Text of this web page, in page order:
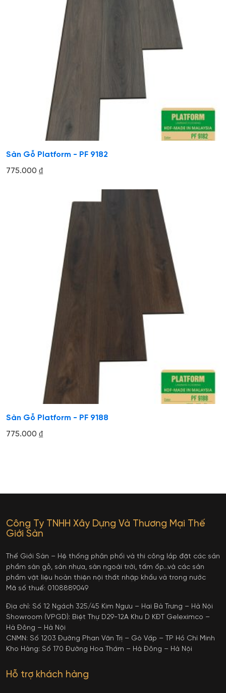
Sàn Gỗ Platform - PF 9182
775.000 ₫
Sàn Gỗ Platform - PF 9188
775.000 ₫
Công Ty TNHH Xây Dựng Và Thương Mại Thế
Giới Sàn
Thế Giới Sàn – Hệ thống phân phối và thi công lắp đặt các sản
phẩm sàn gỗ, sàn nhựa, sàn ngoài trời, tấm ốp…và các sản
phẩm vật liệu hoàn thiện nội thất nhập khẩu và trong nước
Mã số thuế: 0108889049
Địa chỉ: Số 12 Ngách 325/45 Kim Ngưu – Hai Bà Trưng – Hà Nội
Showroom (VPGD): Biệt Thự D29-12A Khu D KĐT Geleximco –
Hà Đông – Hà Nội
CNMN: Số 1203 Đường Phan Văn Trị – Gò Vấp – TP Hồ Chí Minh
Kho Hàng: Số 170 Đường Hoa Thám – Hà Đông – Hà Nội
Hỗ trợ khách hàng